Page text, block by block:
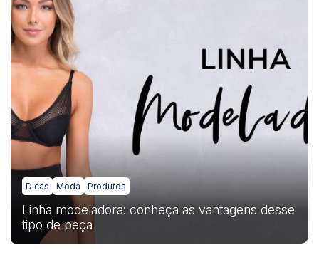
Dicas Moda Produtos
Linha modeladora: conheça as vantagens desse
tipo de peça